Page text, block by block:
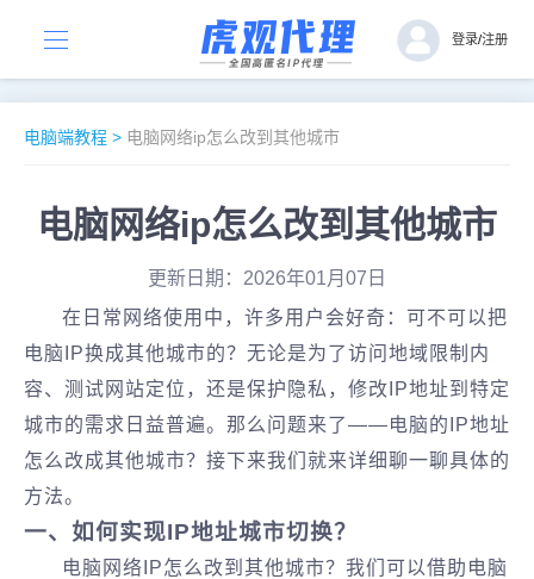
登录/注册
电脑端教程 > 电脑网络ip怎么改到其他城市
电脑网络ip怎么改到其他城市
更新日期：2026年01月07日
在日常网络使用中，许多用户会好奇：可不可以把
电脑IP换成其他城市的？无论是为了访问地域限制内
容、测试网站定位，还是保护隐私，修改IP地址到特定
城市的需求日益普遍。那么问题来了——电脑的IP地址
怎么改成其他城市？接下来我们就来详细聊一聊具体的
方法。
一、如何实现IP地址城市切换？
电脑网络IP怎么改到其他城市？我们可以借助电脑